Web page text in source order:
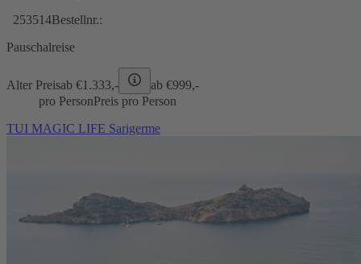
253514Bestellnr.:
Pauschalreise
Alter Preisab €1.333,- ab €999,-
pro PersonPreis pro Person
TUI MAGIC LIFE Sarigerme